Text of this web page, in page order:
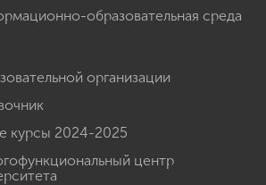
образовательная среда
организации
курсы 2024-2025
центр